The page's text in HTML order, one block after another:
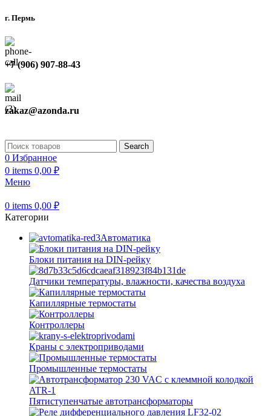
г. Пермь
+7 (906) 907-88-43
zakaz@azonda.ru
Search
0 Избранное
0 items 0,00 ₽
Меню
0 items 0,00 ₽
Категории
Автоматика
Блоки питания на DIN-рейку
Датчики температуры, влажности, качества воздуха
Капиллярные термостаты
Контроллеры
Краны с электроприводами
Промышленные термостаты
Пятиступенчатые автотрансформаторы